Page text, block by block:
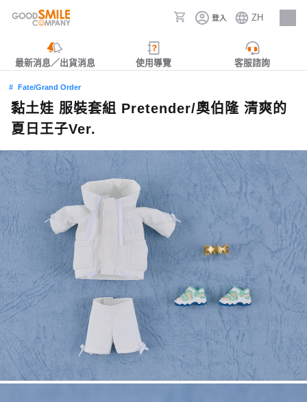
登入 ZH
人才招募
最新消息／出貨消息 使用導覽 客服諮詢
Fate/Grand Order
黏土娃 服裝套組 Pretender/奧伯隆 清爽的
夏日王子Ver.